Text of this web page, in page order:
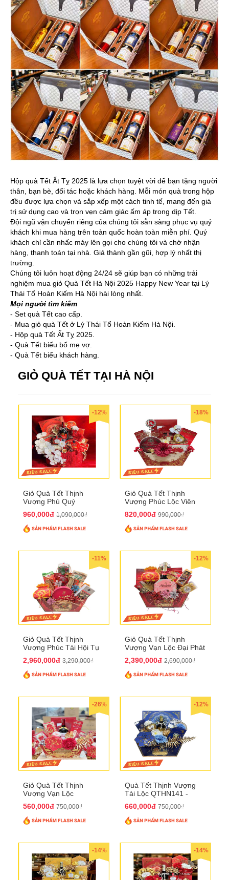
Hộp quà Tết Ất Tỵ 2025 là lựa chọn tuyệt vời để bạn tặng người
thân, bạn bè, đối tác hoặc khách hàng. Mỗi món quà trong hộp
đều được lựa chọn và sắp xếp một cách tinh tế, mang đến giá
trị sử dụng cao và trọn vẹn cảm giác ấm áp trong dịp Tết.
Đội ngũ vận chuyển riêng của chúng tôi sẵn sàng phục vụ quý
khách khi mua hàng trên toàn quốc hoàn toàn miễn phí. Quý
khách chỉ cần nhấc máy lên gọi cho chúng tôi và chờ nhận
hàng, thanh toán tại nhà. Giá thành gần gũi, hợp lý nhất thị
trường.
Chúng tôi luôn hoạt động 24/24 sẽ giúp bạn có những trải
nghiệm mua giỏ Quà Tết Hà Nội 2025 Happy New Year tại Lý
Thái Tổ Hoàn Kiếm Hà Nội hài lòng nhất.
Mọi người tìm kiếm
- Set quà Tết cao cấp.
- Mua giỏ quà Tết ở Lý Thái Tổ Hoàn Kiếm Hà Nội.
- Hộp quà Tết Ất Tỵ 2025.
- Quà Tết biếu bố mẹ vợ.
- Quà Tết biếu khách hàng.
GIỎ QUÀ TẾT TẠI HÀ NỘI
-12%
Giỏ Quà Tết Thịnh
Vượng Phú Quý
960,000đ 1,090,000₫
-18%
Giỏ Quà Tết Thịnh
Vượng Phúc Lộc Viên
820,000đ 990,000₫
-11%
Giỏ Quà Tết Thịnh
Vượng Phúc Tài Hội Tụ
2,960,000đ 3,290,000₫
-12%
Giỏ Quà Tết Thịnh
Vượng Vạn Lộc Đại Phát
2,390,000đ 2,690,000₫
-26%
Giỏ Quà Tết Thịnh
Vượng Vạn Lộc
560,000đ 750,000₫
-12%
Quà Tết Thịnh Vượng
Tài Lộc QTHN141 -
Thịnh Vượng
660,000đ 750,000₫
-14% -14%